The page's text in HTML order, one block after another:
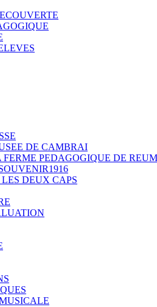
DE CAMBRAI
PEDAGOGIQUE DE
DEUX CAPS